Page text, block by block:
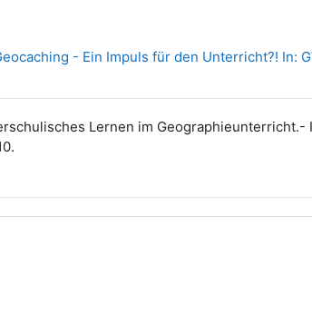
- Ein Impuls für den Unterricht?! In:
Lernen im Geographieunterricht.-